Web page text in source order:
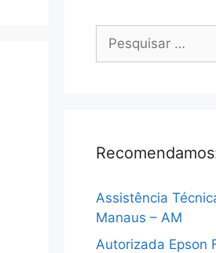
Pesquisar
Assistência
Manaus – AM
Autorizada Epson